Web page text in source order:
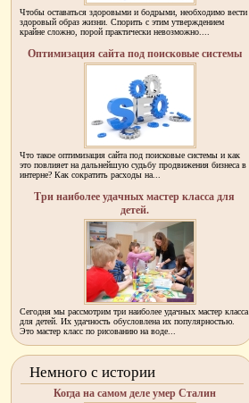
Чтобы оставаться здоровыми и бодрыми, необходимо вести
здоровый образ жизни. Спорить с этим утверждением
крайне сложно, порой практически невозможно....
Оптимизация сайта под поисковые системы
Что такое оптимизация сайта под поисковые системы и как
это повлияет на дальнейшую судьбу продвижения бизнеса в
интерне? Как сократить расходы на...
Три наиболее удачных мастер класса для
детей.
Сегодня мы рассмотрим три наиболее удачных мастер класса
для детей. Их удачность обусловлена их популярностью.
Это мастер класс по рисованию на воде...
Немного с истории
Когда на самом деле умер Сталин